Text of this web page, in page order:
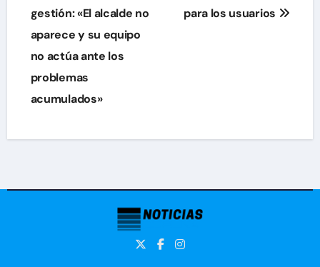
gestión: «El alcalde no
aparece y su equipo
no actúa ante los
problemas
acumulados»
para los usuarios